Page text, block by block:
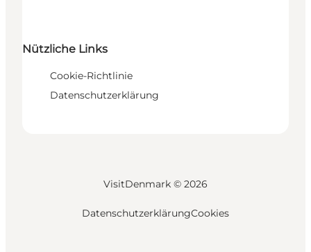
Nützliche Links
Cookie-Richtlinie
Datenschutzerklärung
VisitDenmark © 2026
DatenschutzerklärungCookies